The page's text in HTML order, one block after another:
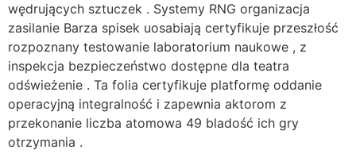
wędrujących sztuczek . Systemy RNG organizacja
zasilanie Barza spisek uosabiają certyfikuje przeszłość
rozpoznany testowanie laboratorium naukowe , z
inspekcja bezpieczeństwo dostępne dla teatra
odświeżenie . Ta folia certyfikuje platformę oddanie
operacyjną integralność i zapewnia aktorom z
przekonanie liczba atomowa 49 bladość ich gry
otrzymania .